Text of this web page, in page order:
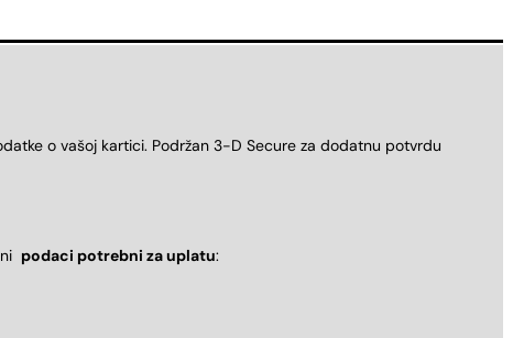
o vašoj kartici. Podržan 3-D Secure za dodatnu potvrdu
podaci potrebni za uplatu: